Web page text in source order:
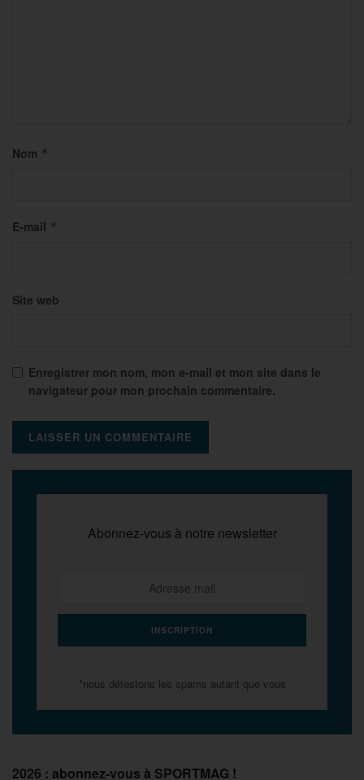
Nom *
E-mail *
Site web
Enregistrer mon nom, mon e-mail et mon site dans le
navigateur pour mon prochain commentaire.
Abonnez-vous à notre newsletter
*nous détestons les spams autant que vous
2026 : abonnez-vous à SPORTMAG !